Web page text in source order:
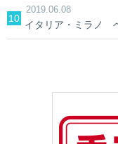
2019.06.08